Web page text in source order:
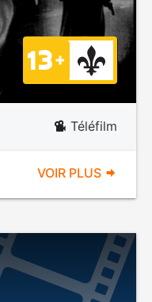
Téléfilm
VOIR PLUS